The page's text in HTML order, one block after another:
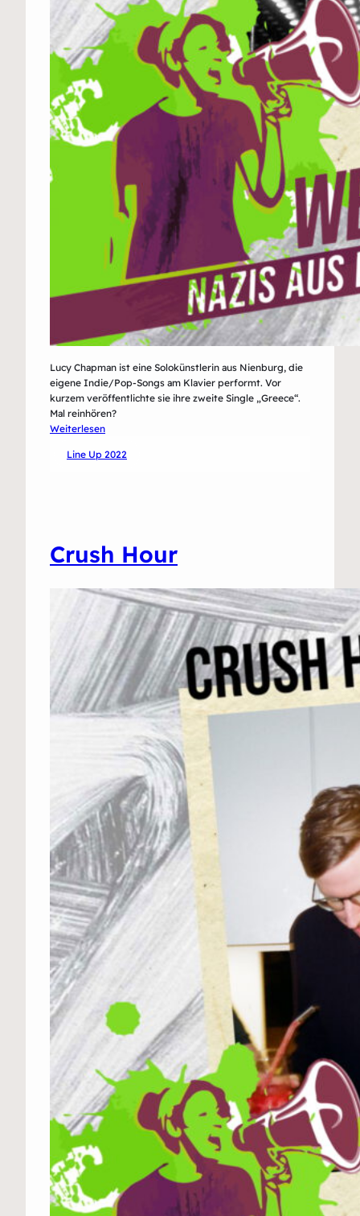
Lucy Chapman ist eine Solokünstlerin aus Nienburg, die
eigene Indie/Pop-Songs am Klavier performt. Vor
kurzem veröffentlichte sie ihre zweite Single „Greece“.
Mal reinhören?
Weiterlesen:
Chapman
Line Up 2022
Crush Hour